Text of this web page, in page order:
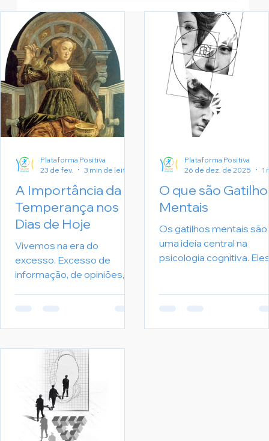
A Importância da
Temperança nos
Dias de Hoje
Vivemos na era do
excesso. Excesso de
informação, de opiniões, de
agora. Nesse cenário
acelerado, a temperança
deixou de ser apenas uma
virtude filosófica antiga e
se tornou uma habilidade
essencial para quem
deseja viver com equilíbrio,
clareza e propósito. A
Plataforma Positiva
23 de fev.
3 min de leitura
O que são
Mentais
Os gatilhos mentais são
uma ideia central na
psicologia cognitiva.
eventos ou situações
Plataforma Positiva
26 de dez. de 2025